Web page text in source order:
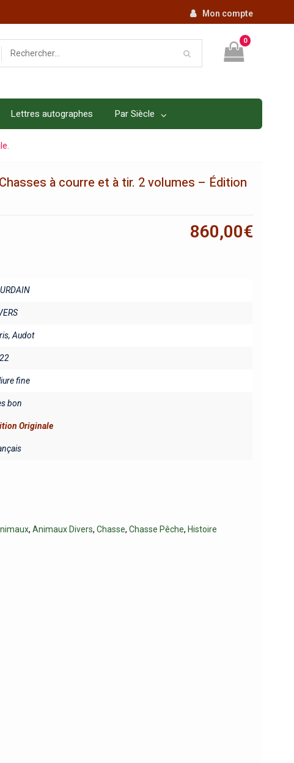
Mon compte
0
Lettres autographes Par Siècle
à courre et à tir. 2 volumes – Édition
860,00€
Audot
fine
bon
Originale
,Animaux Divers,Chasse,Chasse Pêche, Histoire